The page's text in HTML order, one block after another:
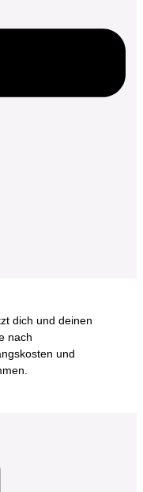
dich und deinen
nach
und